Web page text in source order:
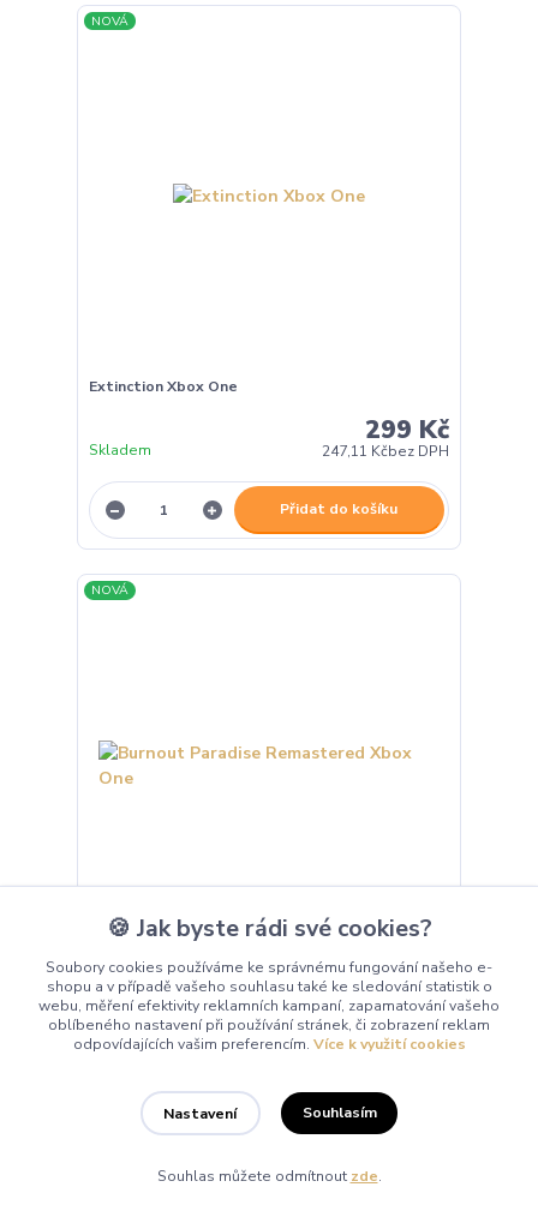
NOVÁ
Extinction Xbox One
299 Kč
247,11 Kčbez DPH
Skladem
Přidat do košíku
NOVÁ
339 Kč
280,17 Kčbez DPH
Skladem
🍪 Jak byste rádi své cookies?
Soubory cookies používáme ke správnému fungování našeho e-
shopu a v případě vašeho souhlasu také ke sledování statistik o
webu, měření efektivity reklamních kampaní, zapamatování vašeho
oblíbeného nastavení při používání stránek, či zobrazení reklam
odpovídajících vašim preferencím. Více k využití cookies
Nastavení Souhlasím
Souhlas můžete odmítnout zde.